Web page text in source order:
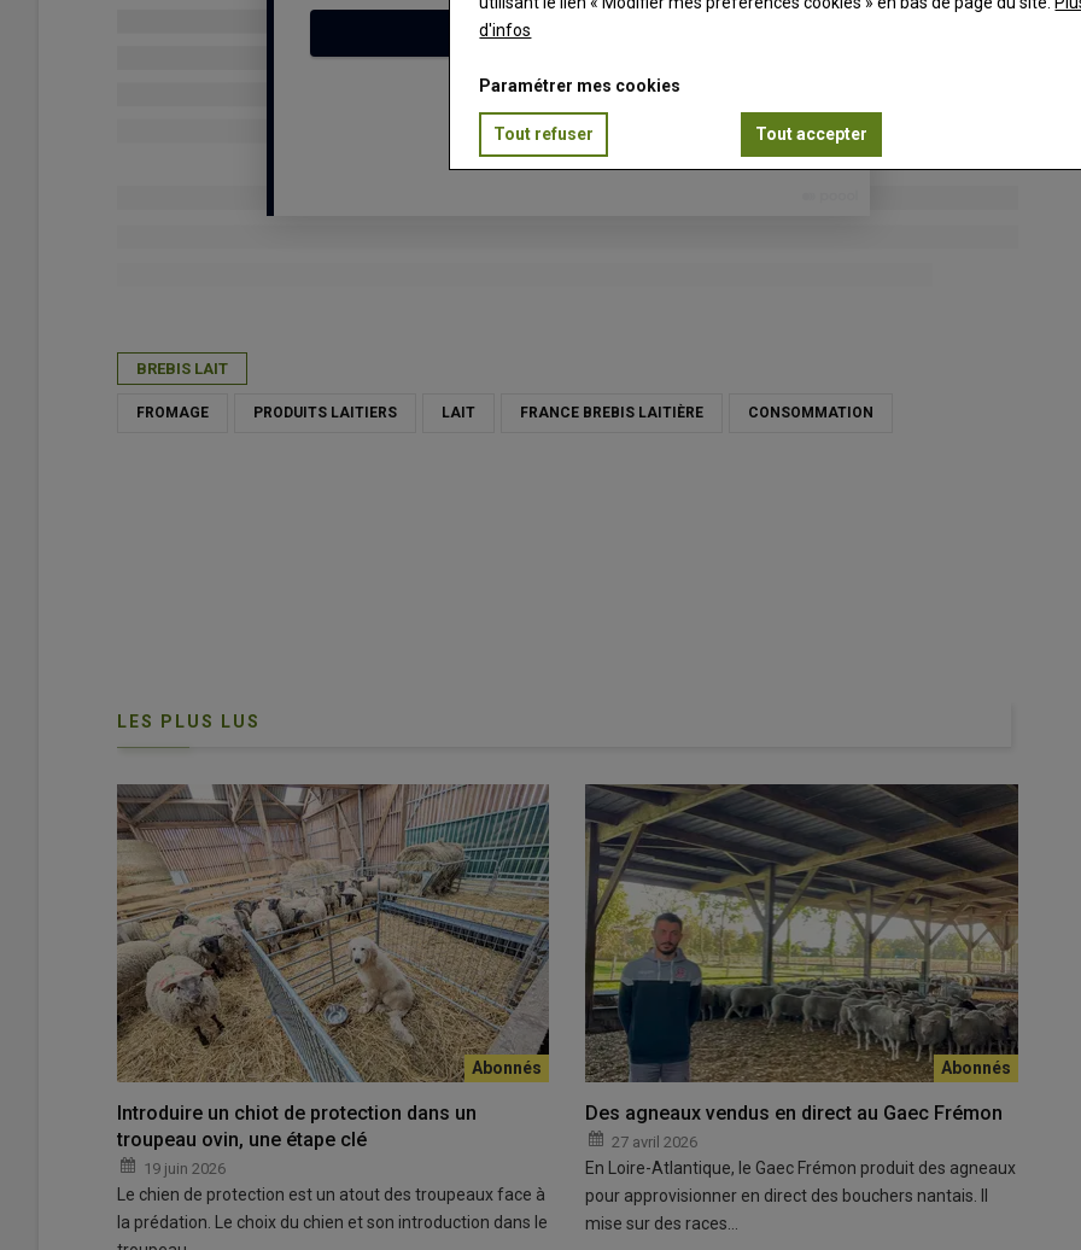
Le goût jugé prononcé des fromages de brebis apparaît comme le premier frein à la consommation, devant le prix
d'achat.
© Freepik
Laitière et FranceAgriMer ont commandé une étude à Ipsos. Publiée en novembre 2025, l’étude a été conduite auprès
de
2 000 personnes représentatives de la population française.
Il en ressort que69% des personnes interrogées consommentdes produits aulait
de brebis, quand 23% n’en
consomment pas et 8% n’en consomment plus. La filière brebis laitière bénéficie d’une
BREBIS LAIT
FROMAGE PRODUITS LAITIERS LAIT FRANCE BREBIS LAITIÈRE CONSOMMATION
LES PLUS LUS
Introduire un chiot de protection dans un
troupeau ovin, une étape clé
19 juin 2026
Le chien de protection est un atout des troupeaux face à
la prédation. Le choix du chien et son introduction dans le
Des agneaux vendus en direct au Gaec Frémon
27 avril 2026
En Loire-Atlantique, le Gaec Frémon produit des agneaux
pour approvisionner en direct des bouchers nantais. Il
mise sur des races…
d'infos
Paramétrer mes cookies
Tout refuser Tout accepter